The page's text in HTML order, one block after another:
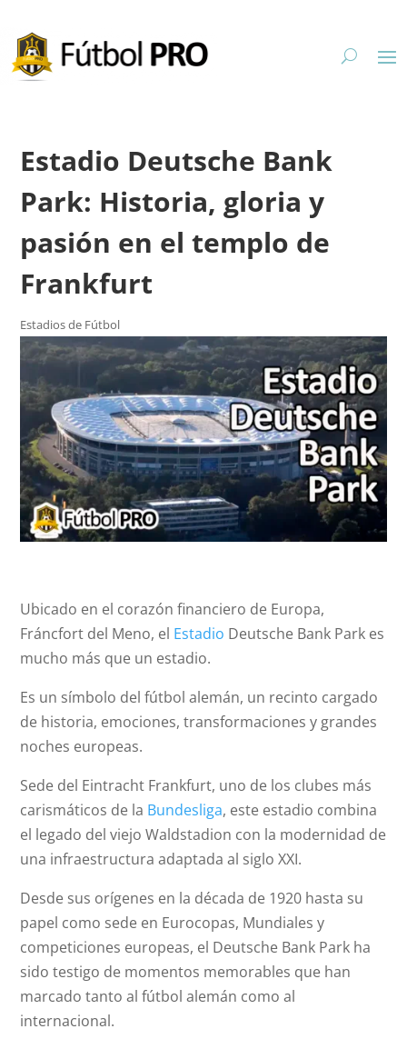
Estadio Deutsche Bank
Park: Historia, gloria y
pasión en el templo de
Frankfurt
Estadios de Fútbol
Ubicado en el corazón financiero de Europa,
Fráncfort del Meno, el Estadio Deutsche Bank Park es
mucho más que un estadio.
Es un símbolo del fútbol alemán, un recinto cargado
de historia, emociones, transformaciones y grandes
noches europeas.
Sede del Eintracht Frankfurt, uno de los clubes más
carismáticos de la Bundesliga, este estadio combina
el legado del viejo Waldstadion con la modernidad de
una infraestructura adaptada al siglo XXI.
Desde sus orígenes en la década de 1920 hasta su
papel como sede en Eurocopas, Mundiales y
competiciones europeas, el Deutsche Bank Park ha
sido testigo de momentos memorables que han
marcado tanto al fútbol alemán como al
internacional.